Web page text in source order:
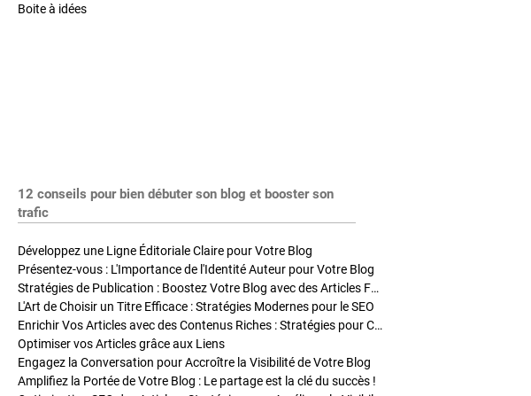
Boite à idées
12 conseils pour bien débuter son blog et booster son
trafic
Développez une Ligne Éditoriale Claire pour Votre Blog
Présentez-vous : L'Importance de l'Identité Auteur pour Votre Blog
Stratégies de Publication : Boostez Votre Blog avec des Articles Fréquents et Exclusifs
L'Art de Choisir un Titre Efficace : Stratégies Modernes pour le SEO
Enrichir Vos Articles avec des Contenus Riches : Stratégies pour Captiver et Optimiser
Optimiser vos Articles grâce aux Liens
Engagez la Conversation pour Accroître la Visibilité de Votre Blog
Amplifiez la Portée de Votre Blog : Le partage est la clé du succès !